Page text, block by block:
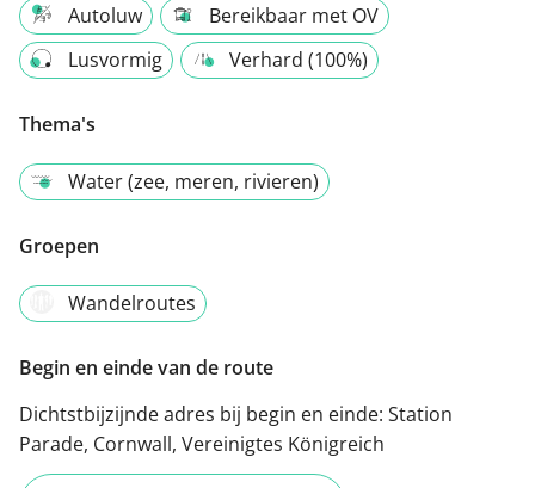
Autoluw
Bereikbaar met OV
Lusvormig
Verhard (100%)
Thema's
Water (zee, meren, rivieren)
Groepen
Wandelroutes
Begin en einde van de route
Dichtstbijzijnde adres bij begin en einde: Station
Parade, Cornwall, Vereinigtes Königreich